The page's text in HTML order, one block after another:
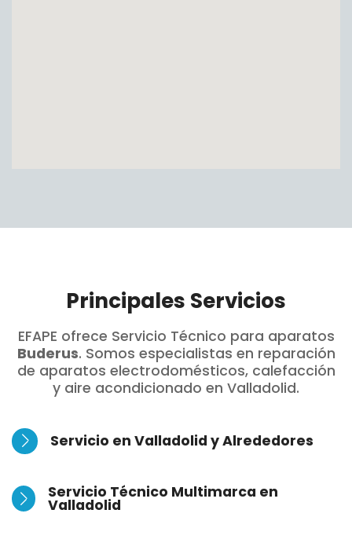
Principales Servicios
EFAPE ofrece Servicio Técnico para aparatos
Buderus. Somos especialistas en reparación
de aparatos electrodomésticos, calefacción
y aire acondicionado en Valladolid.
Servicio en Valladolid y Alrededores
Servicio Técnico Multimarca en
Valladolid